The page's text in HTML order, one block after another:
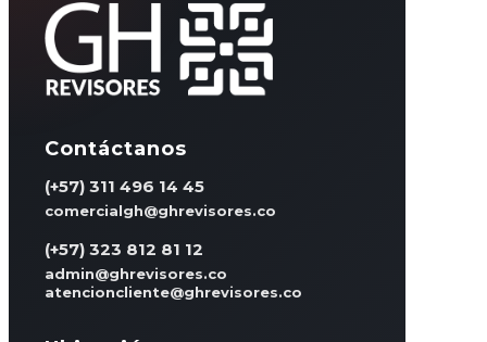
Contáctanos
(+57) 311 496 14 45
comercialgh@ghrevisores.co
(+57) 323 812 81 12
admin@ghrevisores.co
atencioncliente@ghrevisores.co